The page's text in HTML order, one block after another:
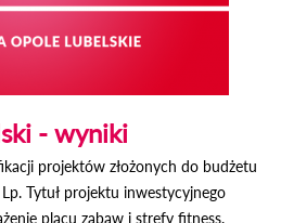
- wyniki
projektów złożonych do budżetu
Tytuł projektu inwestycyjnego
placu zabaw i strefy fitness.